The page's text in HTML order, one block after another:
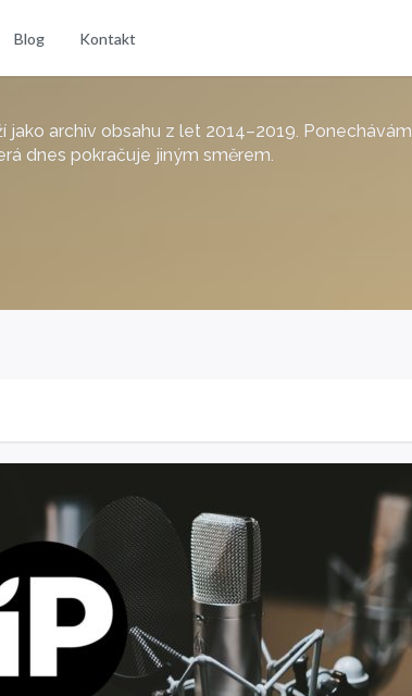
Blog Kontakt
jako archiv obsahu z let 2014–2019. Ponechávám
dnes pokračuje jiným směrem.